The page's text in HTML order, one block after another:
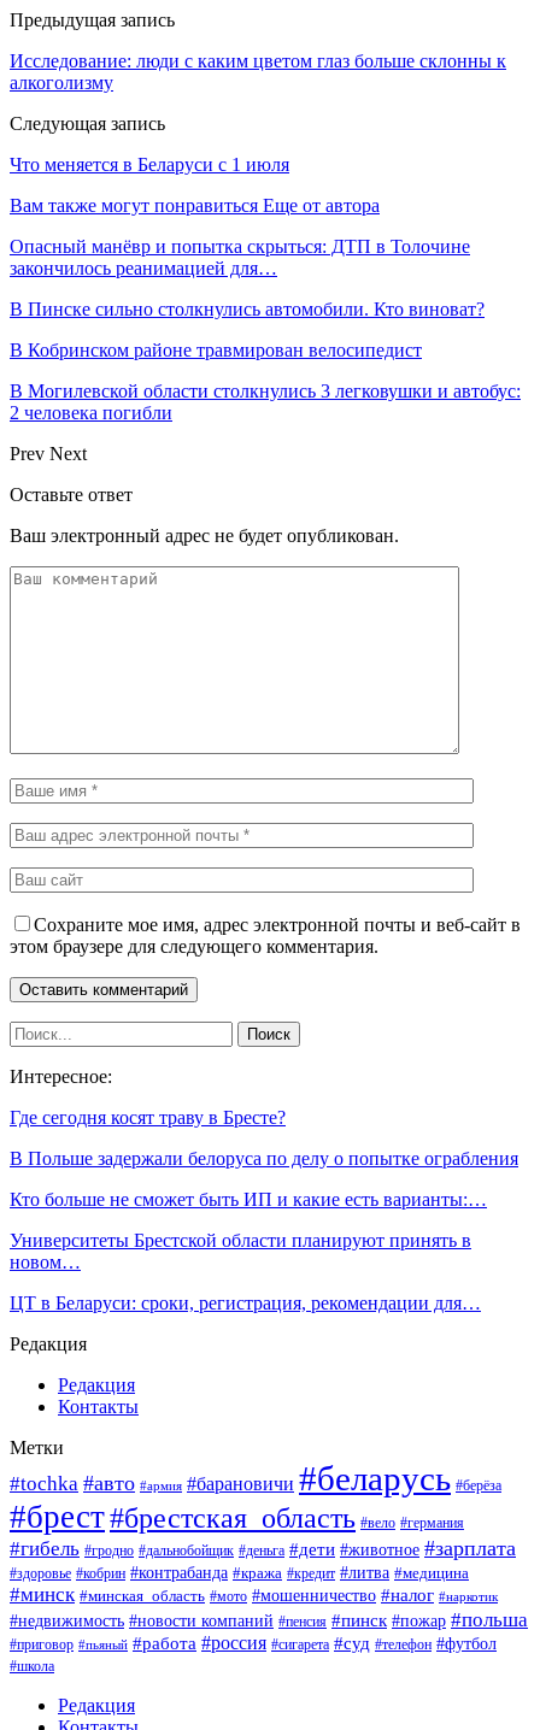
Предыдущая запись
Исследование: люди с каким цветом глаз больше склонны к
алкоголизму
Следующая запись
Что меняется в Беларуси с 1 июля
Вам также могут понравиться Еще от автора
Опасный манёвр и попытка скрыться: ДТП в Толочине
закончилось реанимацией для…
В Пинске сильно столкнулись автомобили. Кто виноват?
В Кобринском районе травмирован велосипедист
В Могилевской области столкнулись 3 легковушки и автобус:
2 человека погибли
Prev Next
Оставьте ответ
Ваш электронный адрес не будет опубликован.
Сохраните мое имя, адрес электронной почты и веб-сайт в
этом браузере для следующего комментария.
Интересное:
Где сегодня косят траву в Бресте?
В Польше задержали белоруса по делу о попытке ограбления
Кто больше не сможет быть ИП и какие есть варианты:…
Университеты Брестской области планируют принять в
новом…
ЦТ в Беларуси: сроки, регистрация, рекомендации для…
Редакция
Редакция
Контакты
Метки
#tochka #авто #армия #барановичи #беларусь #берёза
#брест#брестская_область #вело #германия
#гибель #гродно #дальнобойщик #деньга #дети #животное #зарплата
#здоровье #кобрин #контрабанда #кража #кредит #литва #медицина
#минск #минская_область #мото #мошенничество #налог #наркотик
#недвижимость #новости компаний #пенсия #пинск #пожар #польша
#приговор #пьяный #работа #россия #сигарета #суд #телефон #футбол
#школа
Редакция